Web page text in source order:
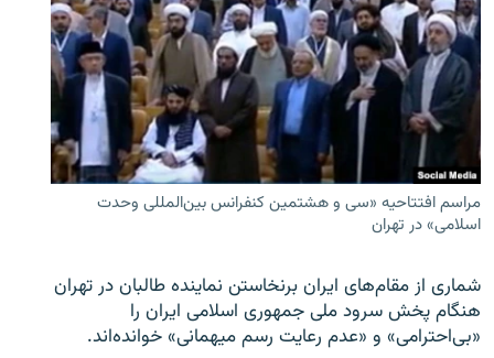
مراسم افتتاحیه «سی و هشتمین کنفرانس بین‌المللی وحدت
اسلامی» در تهران
شماری از مقام‌های ایران برنخاستن نماینده طالبان در تهران
هنگام پخش سرود ملی جمهوری اسلامی ایران را
«بی‌احترامی» و «عدم رعایت رسم میهمانی» خوانده‌اند.